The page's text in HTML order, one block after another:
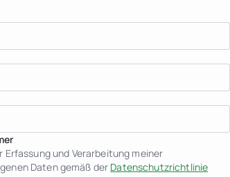
Erfassung und Verarbeitung meiner
Daten gemäß der Datenschutzrichtlinie
Griechenland
Indonesien
Luxemburg
Niederlande
Portugal
Saudi-Arabien